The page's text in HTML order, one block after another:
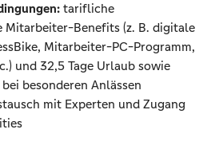
tarifliche
Mitarbeiter-Benefits (z. B. digitale
Mitarbeiter-PC-Programm,
und 32,5 Tage Urlaub sowie
besonderen Anlässen
mit Experten und Zugang